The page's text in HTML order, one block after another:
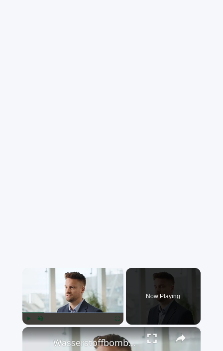
×
Now Playing
×
Wasserstoffbombe: die stärkste Bombe der Welt